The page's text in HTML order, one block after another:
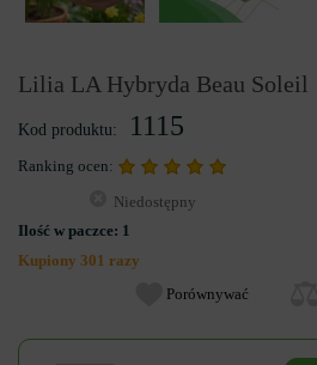
Lilia LA Hybryda Beau Soleil
Kod produktu: 1115
Ranking ocen:
Niedostępny
Ilość w paczce: 1
Kupiony 301 razy
Porównywać